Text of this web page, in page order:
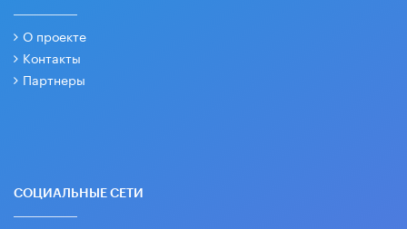
О проекте
Контакты
Партнеры
СОЦИАЛЬНЫЕ СЕТИ